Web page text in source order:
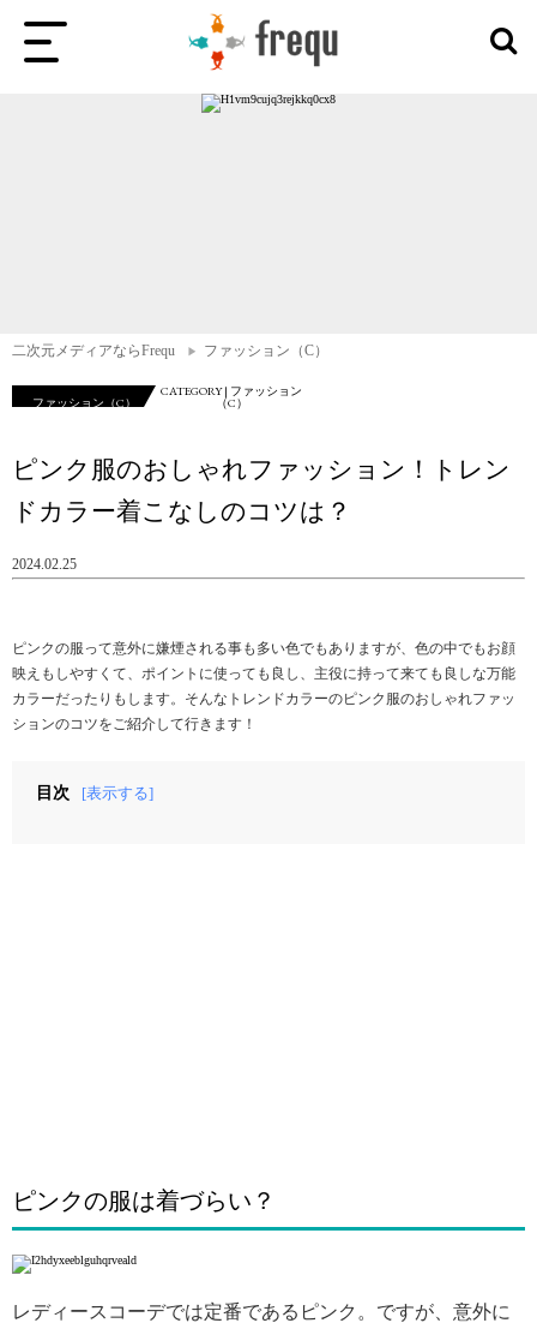
二次元メディアならFrequ ファッション（C）
ファッション（C）
CATEGORY | ファッション
（C）
ピンク服のおしゃれファッション！トレン
ドカラー着こなしのコツは？
2024.02.25
ピンクの服って意外に嫌煙される事も多い色でもありますが、色の中でもお顔
映えもしやすくて、ポイントに使っても良し、主役に持って来ても良しな万能
カラーだったりもします。そんなトレンドカラーのピンク服のおしゃれファッ
ションのコツをご紹介して行きます！
目次 [表示する]
ピンクの服は着づらい？
レディースコーデでは定番であるピンク。ですが、意外に